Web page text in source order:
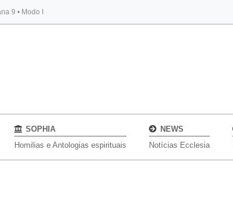
9 • Modo I
BYBLOS
SOPHIA
Homilias e Antologias espirituais
NEWS
Notícias Ecclesia